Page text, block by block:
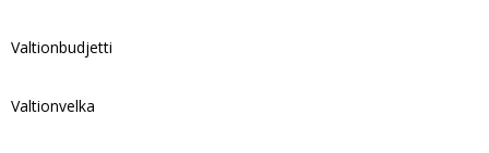
Valtionbudjetti
Valtionvelka